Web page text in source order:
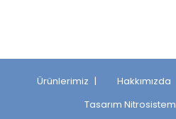
Ürünlerimiz Hakkımızda
Tasarım Nitrosistem